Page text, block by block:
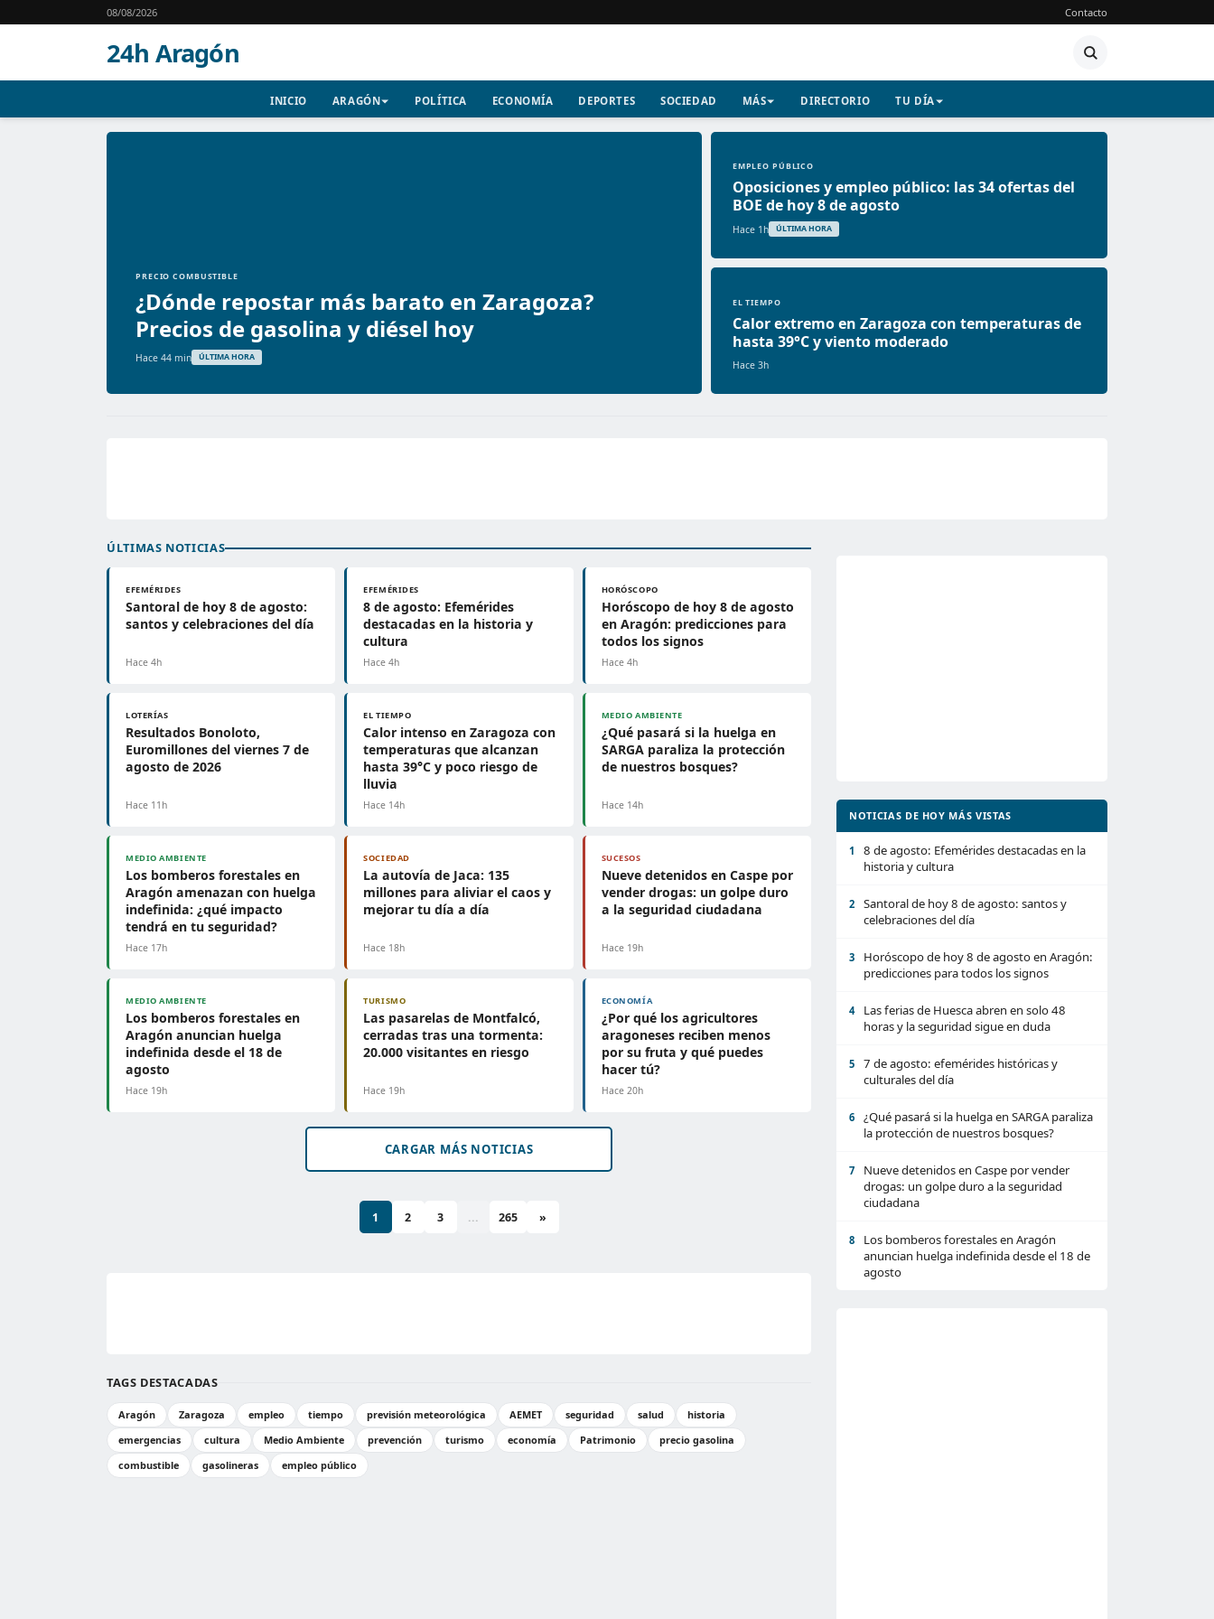
08/08/2026 Contacto
24h Aragón
INICIO ARAGÓN POLÍTICA ECONOMÍA DEPORTES SOCIEDAD MÁS DIRECTORIO TU DÍA
PRECIO COMBUSTIBLE
¿Dónde repostar más barato en Zaragoza?
Precios de gasolina y diésel hoy
Hace 44 min ÚLTIMA HORA
EMPLEO PÚBLICO
Oposiciones y empleo público: las 34 ofertas del
BOE de hoy 8 de agosto
Hace 1h ÚLTIMA HORA
EL TIEMPO
Calor extremo en Zaragoza con temperaturas de
hasta 39°C y viento moderado
Hace 3h
ÚLTIMAS NOTICIAS
EFEMÉRIDES
Santoral de hoy 8 de agosto:
santos y celebraciones del día
Hace 4h
EFEMÉRIDES
8 de agosto: Efemérides
destacadas en la historia y
cultura
Hace 4h
HORÓSCOPO
Horóscopo de hoy 8 de agosto
en Aragón: predicciones para
todos los signos
Hace 4h
LOTERÍAS
Resultados Bonoloto,
Euromillones del viernes 7 de
agosto de 2026
Hace 11h
EL TIEMPO
Calor intenso en Zaragoza con
temperaturas que alcanzan
hasta 39°C y poco riesgo de
lluvia
Hace 14h
MEDIO AMBIENTE
¿Qué pasará si la huelga en
SARGA paraliza la protección
de nuestros bosques?
Hace 14h
MEDIO AMBIENTE
Los bomberos forestales en
Aragón amenazan con huelga
indefinida: ¿qué impacto
tendrá en tu seguridad?
Hace 17h
SOCIEDAD
La autovía de Jaca: 135
millones para aliviar el caos y
mejorar tu día a día
Hace 18h
SUCESOS
Nueve detenidos en Caspe por
vender drogas: un golpe duro
a la seguridad ciudadana
Hace 19h
MEDIO AMBIENTE
Los bomberos forestales en
Aragón anuncian huelga
indefinida desde el 18 de
agosto
Hace 19h
TURISMO
Las pasarelas de Montfalcó,
cerradas tras una tormenta:
20.000 visitantes en riesgo
Hace 19h
ECONOMÍA
¿Por qué los agricultores
aragoneses reciben menos
por su fruta y qué puedes
hacer tú?
Hace 20h
CARGAR MÁS NOTICIAS
1 2 3 ... 265 »
TAGS DESTACADAS
Aragón Zaragoza empleo tiempo previsión meteorológica AEMET seguridad salud
historia
emergencias
cultura Medio Ambiente prevención turismo economía Patrimonio
precio gasolina
combustible
gasolineras empleo público
NOTICIAS DE HOY MÁS VISTAS
1
8 de agosto: Efemérides destacadas en la
historia y cultura
2
Santoral de hoy 8 de agosto: santos y
celebraciones del día
3
Horóscopo de hoy 8 de agosto en Aragón:
predicciones para todos los signos
4
Las ferias de Huesca abren en solo 48
horas y la seguridad sigue en duda
5
7 de agosto: efemérides históricas y
culturales del día
6
¿Qué pasará si la huelga en SARGA paraliza
la protección de nuestros bosques?
7
Nueve detenidos en Caspe por vender
drogas: un golpe duro a la seguridad
ciudadana
8
Los bomberos forestales en Aragón
anuncian huelga indefinida desde el 18 de
agosto